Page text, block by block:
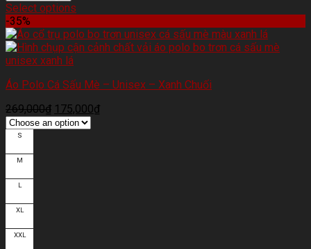
Select options
-35%
Áo Polo Cá Sấu Mè – Unisex – Xanh Chuối
269,000₫ 175,000₫
S
M
L
XL
XXL